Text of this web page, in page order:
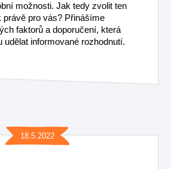
možnosti. Jak tedy zvolit ten
právě pro vás? Přinášíme
faktorů a doporučení, která
udělat informované rozhodnutí.
18.5.2022